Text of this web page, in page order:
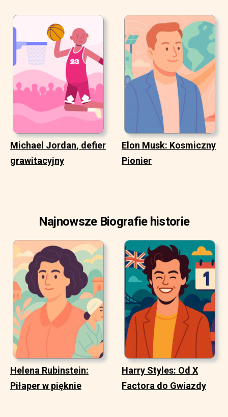
Michael Jordan, defier
grawitacyjny
Elon Musk: Kosmiczny
Pionier
Najnowsze Biografie historie
Helena Rubinstein:
Piłaper w pięknie
Harry Styles: Od X
Factora do Gwiazdy